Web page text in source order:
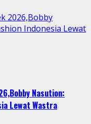
2026,Bobby
Indonesia Lewat
Nasution:
Lewat Wastra